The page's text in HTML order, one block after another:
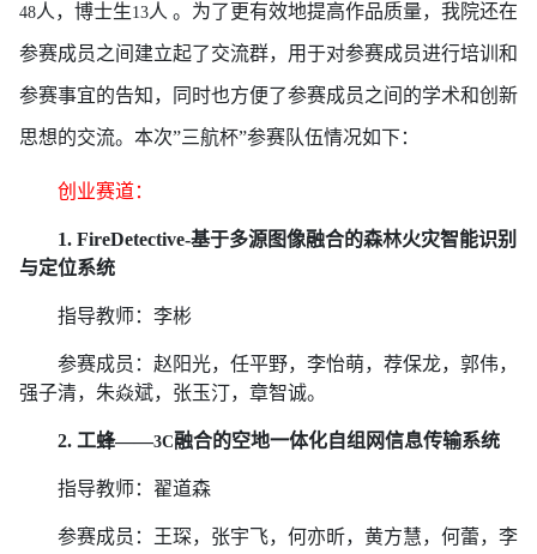
48人，博士生13人 。为了更有效地提高作品质量，我院还在
参赛成员之间建立起了交流群，用于对参赛成员进行培训和
参赛事宜的告知，同时也方便了参赛成员之间的学术和创新
思想的交流。本次”三航杯”参赛队伍情况如下：
创业赛道：
1. FireDetective-基于多源图像融合的森林火灾智能识别
与定位系统
指导教师：李彬
参赛成员：赵阳光，任平野，李怡萌，荐保龙，郭伟，
强子清，朱焱斌，张玉汀，章智诚。
2. 工蜂——3C融合的空地一体化自组网信息传输系统
指导教师：翟道森
参赛成员：王琛，张宇飞，何亦昕，黄方慧，何蕾，李